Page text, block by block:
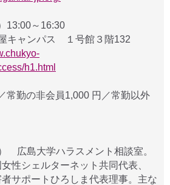
13:00～16:30
キャンパス １号館３階132
h1.html
常勤の非会員1,000 円／常勤以外
広島大学ハラスメント相談室。
性シェルターネット共同代表、
サポートひろしま代表理事。主な